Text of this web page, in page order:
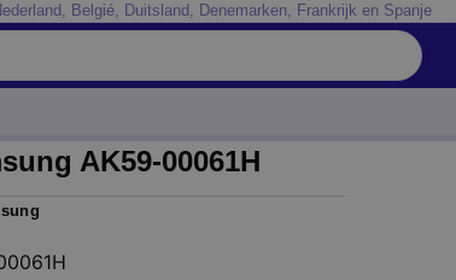
Belgié, Duitsland, Denemarken, Frankrijk en Spanje
AK59-00061H